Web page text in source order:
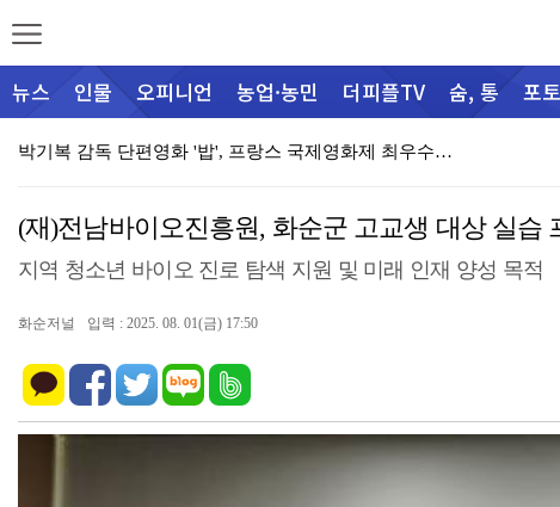
뉴스 인물 오피니언 농업·농민 더피플TV 숨, 통 포
박기복 감독 단편영화 '밥', 프랑스 국제영화제 최우수…
군립운주사문화관·전남대박물관 공동기획전 ‘운주사, 시간…
군, 여름 피서철 산림 내 불법행위 집중단속
화순경찰, 112 신고 사건 분석 회의 개최
화순군가족센터, 취약가정 위한 육아용품지원 전달식 개최…
[심층취재] 행정과 공기업 사이에 멈춘 진입로
(재)전남바이오진흥원, 화순군 고교생 대상 실습
지역 청소년 바이오 진로 탐색 지원 및 미래 인재 양성 목적
화순저널 입력 : 2025. 08. 01(금) 17:50